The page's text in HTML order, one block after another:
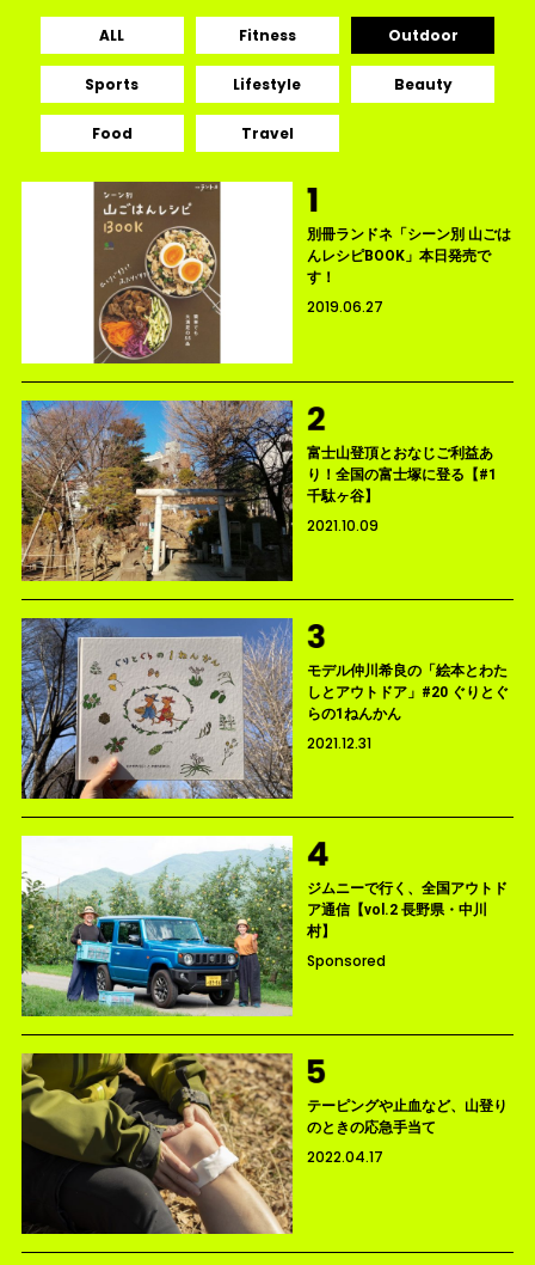
ALL Fitness Outdoor
Sports Lifestyle Beauty
Food Travel
別冊ランドネ「シーン別 山ごは
んレシピBOOK」本日発売で
す！
2019.06.27
富士山登頂とおなじご利益あ
り！全国の富士塚に登る【#1
千駄ヶ谷】
2021.10.09
モデル仲川希良の「絵本とわた
しとアウトドア」#20 ぐりとぐ
らの1ねんかん
2021.12.31
ジムニーで行く、全国アウトド
ア通信【vol.2 長野県・中川
村】
Sponsored
テーピングや止血など、山登り
のときの応急手当て
2022.04.17